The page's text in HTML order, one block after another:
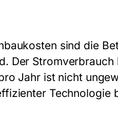
sind die
Der Stromverbrauch
Jahr ist nicht
Technologie